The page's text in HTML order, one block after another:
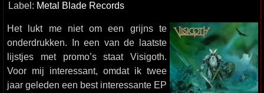
Label: Metal Blade Records
Het lukt me niet om een grijns te
onderdrukken. In een van de laatste
lijstjes met promo’s staat Visigoth.
Voor mij interessant, omdat ik twee
jaar geleden een best interessante EP